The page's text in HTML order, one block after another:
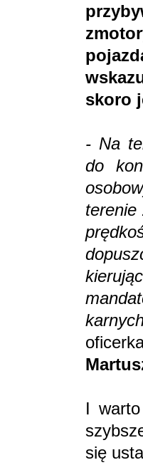
skoro
- Na
do
terenie
I
się